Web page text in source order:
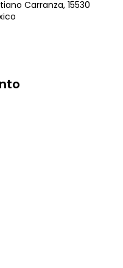
Carranza, 15530